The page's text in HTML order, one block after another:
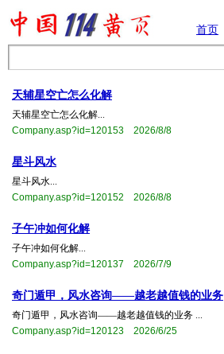
首页
​天辅星空亡怎么化解
​天辅星空亡怎么化解...
Company.asp?id=120153 2026/8/8
星斗风水
星斗风水...
Company.asp?id=120152 2026/8/8
​子午冲如何化解
​子午冲如何化解...
Company.asp?id=120137 2026/7/9
奇门遁甲，风水咨询——越老越值钱的业务
奇门遁甲，风水咨询——越老越值钱的业务 ...
Company.asp?id=120123 2026/6/25